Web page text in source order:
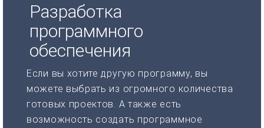
Разработка
программного
обеспечения
Если вы хотите другую программу, вы
можете выбрать из огромного количества
готовых проектов. А также есть
возможность создать программное